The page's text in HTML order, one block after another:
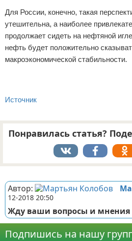
Для России, конечно, такая
утешительна, а наиболее
продолжает сидеть на нефтяной
нефть будет положительно
макроэкономической стабильности.
Источник
Понравилась статья?
Автор:
12-2018 20:50
Жду ваши вопросы и мнения
Подпишись на нашу